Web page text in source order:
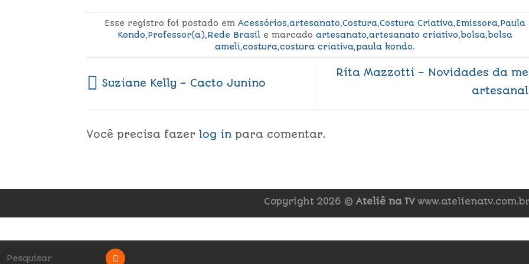
Esse registro foi postado em Acessórios,artesanato,Costura,Costura Criativa,Emissora,Paula
Kondo,Professor(a),Rede Brasile marcado artesanato,artesanato criativo,bolsa,bolsa
ameli,costura,costura criativa,paula kondo.
Suziane Kelly – Cacto Junino
Rita Mazzotti – Novidades da
artesanal
Você precisa fazer log in para comentar.
Copyright 2026 © Ateliê na TVwww.atelienatv.com.br